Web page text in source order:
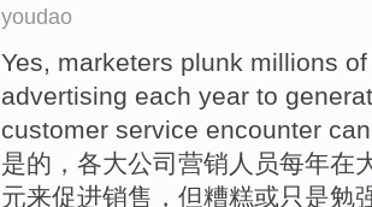
youdao
Yes, marketers plunk millions of
advertising each year to
customer service encounter can
是的 ，各大公司 营销人员每年在
元来促进销售 ， 但糟糕或只是勉